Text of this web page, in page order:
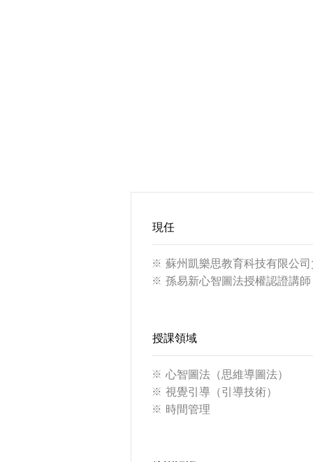
現任
蘇州凱樂思教育科技有限公
孫易新心智圖法授權認證講
授課領域
心智圖法（思維導圖法）
視覺引導（引導技術）
時間管理